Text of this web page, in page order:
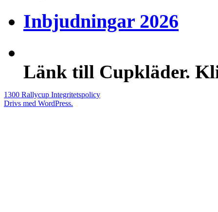
Inbjudningar 2026
Länk till Cupkläder.
1300 Rallycup Integritetspolicy
Drivs med WordPress.